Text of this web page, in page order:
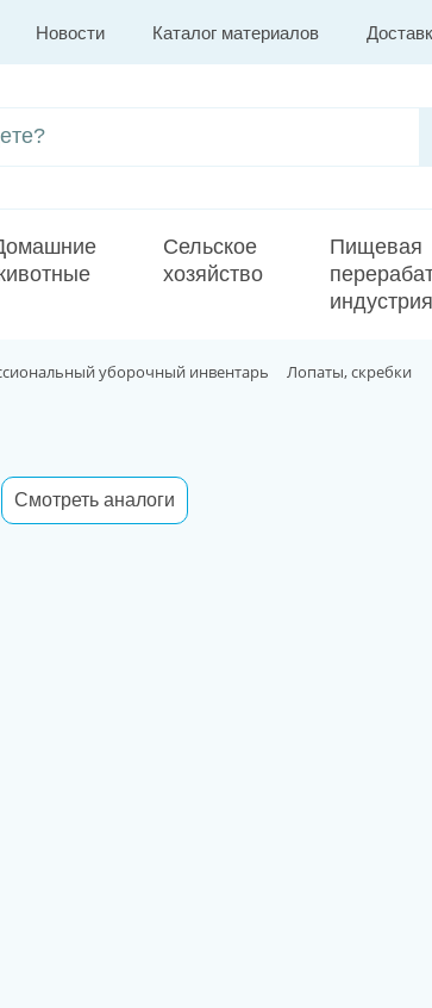
Новости Каталог материалов
Сельское
хозяйство
Пищевая
индустрия
уборочный инвентарь Лопаты, скребки
Смотреть аналоги